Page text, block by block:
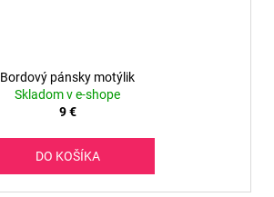
Bordový pánsky motýlik
Skladom v e-shope
9 €
DO KOŠÍKA